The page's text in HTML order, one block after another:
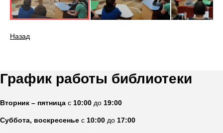
Назад
График работы библиотеки
Вторник – пятница с 10:00 до 19:00
Суббота, воскресенье с 10:00 до 17:00